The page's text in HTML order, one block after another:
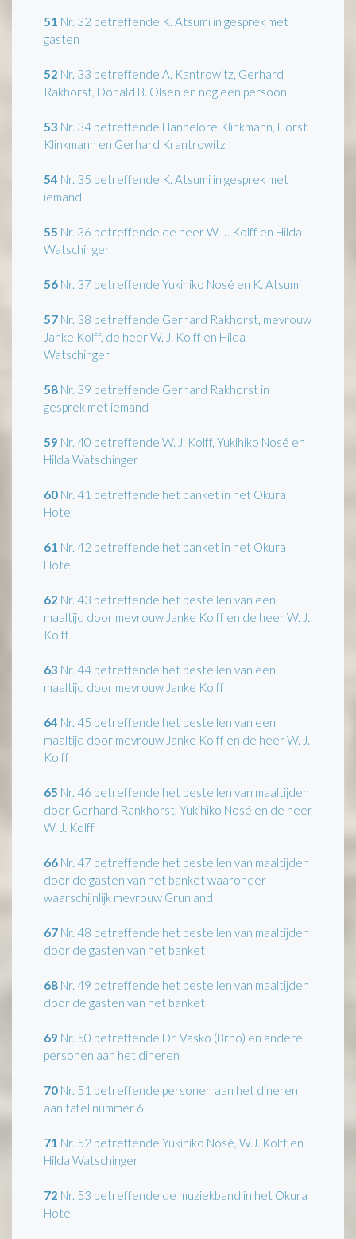
51 Nr. 32 betreffende K. Atsumi in gesprek met
gasten
52 Nr. 33 betreffende A. Kantrowitz, Gerhard
Rakhorst, Donald B. Olsen en nog een persoon
53 Nr. 34 betreffende Hannelore Klinkmann, Horst
Klinkmann en Gerhard Krantrowitz
54 Nr. 35 betreffende K. Atsumi in gesprek met
iemand
55 Nr. 36 betreffende de heer W. J. Kolff en Hilda
Watschinger
56 Nr. 37 betreffende Yukihiko Nosé en K. Atsumi
57 Nr. 38 betreffende Gerhard Rakhorst, mevrouw
Janke Kolff, de heer W. J. Kolff en Hilda
Watschinger
58 Nr. 39 betreffende Gerhard Rakhorst in
gesprek met iemand
59 Nr. 40 betreffende W. J. Kolff, Yukihiko Nosé en
Hilda Watschinger
60 Nr. 41 betreffende het banket in het Okura
Hotel
61 Nr. 42 betreffende het banket in het Okura
Hotel
62 Nr. 43 betreffende het bestellen van een
maaltijd door mevrouw Janke Kolff en de heer W. J.
Kolff
63 Nr. 44 betreffende het bestellen van een
maaltijd door mevrouw Janke Kolff
64 Nr. 45 betreffende het bestellen van een
maaltijd door mevrouw Janke Kolff en de heer W. J.
Kolff
65 Nr. 46 betreffende het bestellen van maaltijden
door Gerhard Rankhorst, Yukihiko Nosé en de heer
W. J. Kolff
66 Nr. 47 betreffende het bestellen van maaltijden
door de gasten van het banket waaronder
waarschijnlijk mevrouw Grunland
67 Nr. 48 betreffende het bestellen van maaltijden
door de gasten van het banket
68 Nr. 49 betreffende het bestellen van maaltijden
door de gasten van het banket
69 Nr. 50 betreffende Dr. Vasko (Brno) en andere
personen aan het dineren
70 Nr. 51 betreffende personen aan het dineren
aan tafel nummer 6
71 Nr. 52 betreffende Yukihiko Nosé, W.J. Kolff en
Hilda Watschinger
72 Nr. 53 betreffende de muziekband in het Okura
Hotel